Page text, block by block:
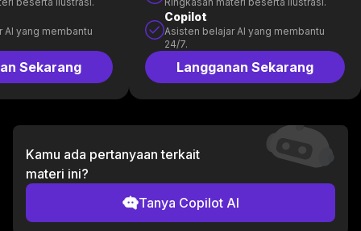
AI yang membantu
Sekarang
Copilot
Asisten belajar AI yang membantu
24/7.
Langganan Sekarang
Kamu ada pertanyaan terkait
materi ini?
Tanya Copilot AI